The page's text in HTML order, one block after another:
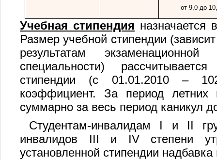
от 9,0 до
Учебная стипендия назначается
Размер учебной стипендии
результатам
специальности)
стипендии (с 01.01.2010 –
коэффициент. За период летних
суммарно за весь период каникул
Студентам-инвалидам I и II
инвалидов III и IV степени
установленной стипендии